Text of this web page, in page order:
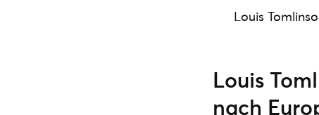
Louis
Louis
nach